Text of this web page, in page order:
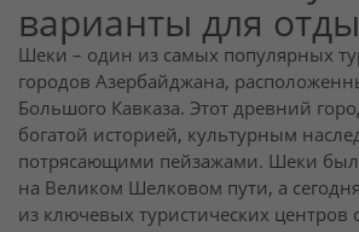
варианты для
Шеки – один из самых популярных
городов Азербайджана,
Большого Кавказа. Этот древний
богатой историей, культурным
потрясающими пейзажами. Шеки
на Великом Шелковом пути, а
из ключевых туристических центров